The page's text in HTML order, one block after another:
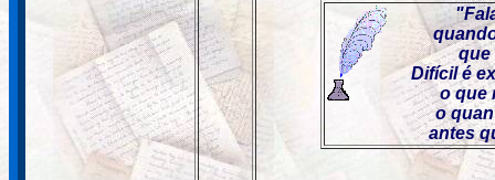
que
Difícil é
o que
o
antes